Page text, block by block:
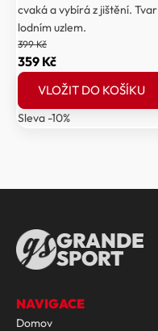
cvaká a vybírá z jištění. Tvar
lodním uzlem.
399Kč
Původní
cena
byla:
399 Kč.
359 KčAktuální
cena
359 Kč.
VLOŽIT DO KOŠÍKU
Sleva -10%
GRANDE
SPORT
NAVIGACE
Domov